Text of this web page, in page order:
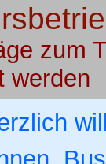
zum
werden